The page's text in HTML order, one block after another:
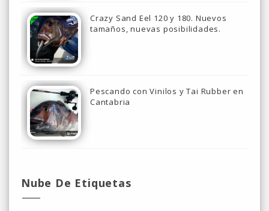
Crazy Sand Eel 120 y 180. Nuevos
tamaños, nuevas posibilidades.
Pescando con Vinilos y Tai Rubber en
Cantabria
Nube De Etiquetas